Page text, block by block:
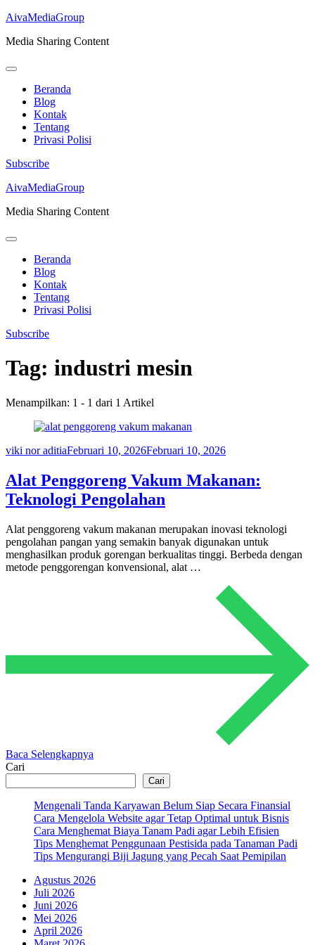
AivaMediaGroup
Media Sharing Content
Beranda
Blog
Kontak
Tentang
Privasi Polisi
Subscribe
Lompat
konten
Enter)
AivaMediaGroup
Media Sharing Content
Beranda
Blog
Kontak
Tentang
Privasi Polisi
Subscribe
Tag: industri mesin
Menampilkan: 1 - 1 dari 1 Artikel
viki nor aditiaFebruari 10, 2026Februari 10, 2026
Alat Penggoreng Vakum Makanan:
Teknologi Pengolahan
Alat penggoreng vakum makanan merupakan inovasi teknologi
pengolahan pangan yang semakin banyak digunakan untuk
menghasilkan produk gorengan berkualitas tinggi. Berbeda dengan
metode penggorengan konvensional, alat …
Baca Selengkapnya
Cari
Cari
Mengenali Tanda Karyawan Belum Siap Secara Finansial
Cara Mengelola Website agar Tetap Optimal untuk Bisnis
Cara Menghemat Biaya Tanam Padi agar Lebih Efisien
Tips Menghemat Penggunaan Pestisida pada Tanaman Padi
Tips Mengurangi Biji Jagung yang Pecah Saat Pemipilan
Agustus 2026
Juli 2026
Juni 2026
Mei 2026
April 2026